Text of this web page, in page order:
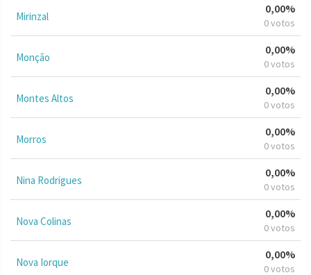
Mirinzal
0,00%
0 votos
Monção
0,00%
0 votos
Montes Altos
0,00%
0 votos
Morros
0,00%
0 votos
Nina Rodrigues
0,00%
0 votos
Nova Colinas
0,00%
0 votos
Nova Iorque
0,00%
0 votos